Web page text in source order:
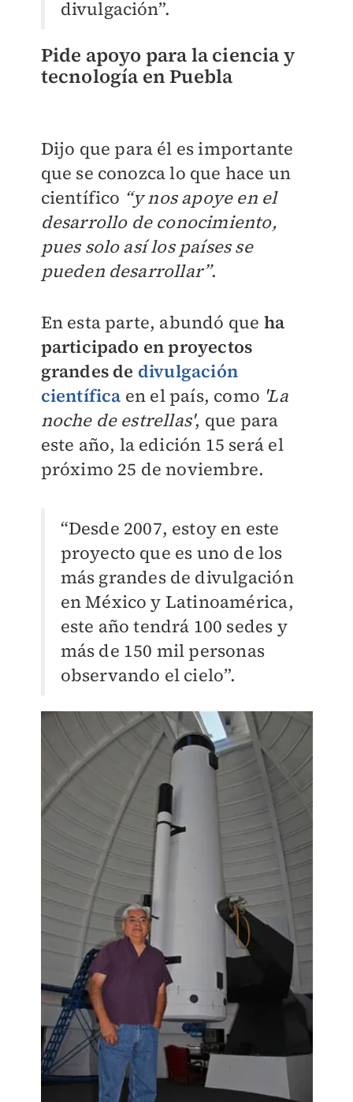
divulgación”.
Pide apoyo para la ciencia y
tecnología en Puebla
Dijo que para él es importante
que se conozca lo que hace un
científico “y nos apoye en el
desarrollo de conocimiento,
pues solo así los países se
pueden desarrollar”.
En esta parte, abundó que ha
participado en proyectos
grandes de divulgación
científica en el país, como 'La
noche de estrellas', que para
este año, la edición 15 será el
próximo 25 de noviembre.
“Desde 2007, estoy en este
proyecto que es uno de los
más grandes de divulgación
en México y Latinoamérica,
este año tendrá 100 sedes y
más de 150 mil personas
observando el cielo”.